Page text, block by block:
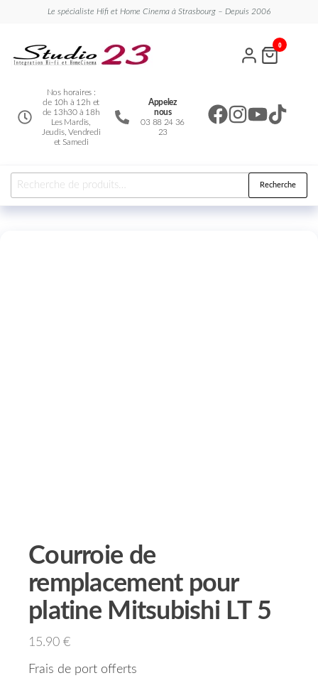
Le spécialiste Hifi et Home Cinema à Strasbourg – Depuis 2006
Nos horaires :
de 10h à 12h et
de 13h30 à 18h
Les Mardis,
Jeudis, Vendredi
et Samedi
Appelez
nous
03 88 24 36
23
0
Recherche
Courroie de
remplacement pour
platine Mitsubishi LT 5
15.90 €
Frais de port offerts